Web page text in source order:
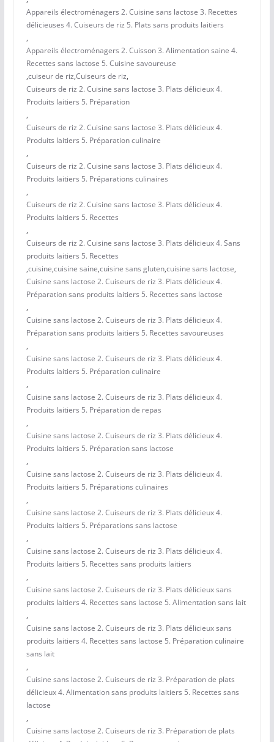
Appareils électroménagers 2. Cuisine sans lactose 3. Recettes
délicieuses 4. Cuiseurs de riz 5. Plats sans produits laitiers
,
Appareils électroménagers 2. Cuisson 3. Alimentation saine 4.
Recettes sans lactose 5. Cuisine savoureuse
,cuiseur de riz,Cuiseurs de riz,
Cuiseurs de riz 2. Cuisine sans lactose 3. Plats délicieux 4.
Produits laitiers 5. Préparation
,
Cuiseurs de riz 2. Cuisine sans lactose 3. Plats délicieux 4.
Produits laitiers 5. Préparation culinaire
,
Cuiseurs de riz 2. Cuisine sans lactose 3. Plats délicieux 4.
Produits laitiers 5. Préparations culinaires
,
Cuiseurs de riz 2. Cuisine sans lactose 3. Plats délicieux 4.
Produits laitiers 5. Recettes
,
Cuiseurs de riz 2. Cuisine sans lactose 3. Plats délicieux 4. Sans
produits laitiers 5. Recettes
,cuisine,cuisine saine,cuisine sans gluten,cuisine sans lactose,
Cuisine sans lactose 2. Cuiseurs de riz 3. Plats délicieux 4.
Préparation sans produits laitiers 5. Recettes sans lactose
,
Cuisine sans lactose 2. Cuiseurs de riz 3. Plats délicieux 4.
Préparation sans produits laitiers 5. Recettes savoureuses
,
Cuisine sans lactose 2. Cuiseurs de riz 3. Plats délicieux 4.
Produits laitiers 5. Préparation culinaire
,
Cuisine sans lactose 2. Cuiseurs de riz 3. Plats délicieux 4.
Produits laitiers 5. Préparation de repas
,
Cuisine sans lactose 2. Cuiseurs de riz 3. Plats délicieux 4.
Produits laitiers 5. Préparation sans lactose
,
Cuisine sans lactose 2. Cuiseurs de riz 3. Plats délicieux 4.
Produits laitiers 5. Préparations culinaires
,
Cuisine sans lactose 2. Cuiseurs de riz 3. Plats délicieux 4.
Produits laitiers 5. Préparations sans lactose
,
Cuisine sans lactose 2. Cuiseurs de riz 3. Plats délicieux 4.
Produits laitiers 5. Recettes sans produits laitiers
,
Cuisine sans lactose 2. Cuiseurs de riz 3. Plats délicieux sans
produits laitiers 4. Recettes sans lactose 5. Alimentation sans lait
,
Cuisine sans lactose 2. Cuiseurs de riz 3. Plats délicieux sans
produits laitiers 4. Recettes sans lactose 5. Préparation culinaire
sans lait
,
Cuisine sans lactose 2. Cuiseurs de riz 3. Préparation de plats
délicieux 4. Alimentation sans produits laitiers 5. Recettes sans
lactose
,
Cuisine sans lactose 2. Cuiseurs de riz 3. Préparation de plats